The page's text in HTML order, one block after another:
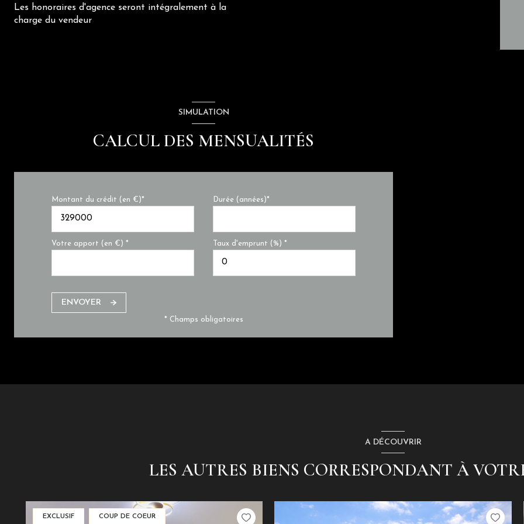
Les honoraires d'agence seront intégralement à la
charge du vendeur
SIMULATION
CALCUL DES MENSUALITÉS
Montant du crédit (en €)* Durée (années)*
Votre apport (en €) * Taux d'emprunt (%) *
ENVOYER
* Champs obligatoires
A DÉCOUVRIR
LES AUTRES BIENS CORRESPONDANT À
EXCLUSIF COUP DE COEUR